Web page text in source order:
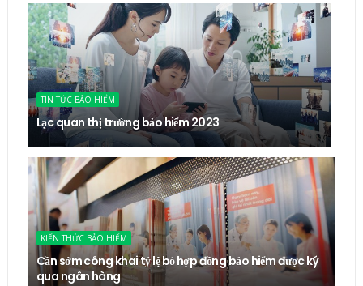
TIN TỨC BẢO HIỂM
Lạc quan thị trường bảo hiểm 2023
KIẾN THỨC BẢO HIỂM
Cần sớm công khai tỷ lệ bỏ hợp đồng bảo hiểm được ký
qua ngân hàng